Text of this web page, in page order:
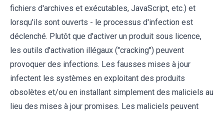
fichiers d'archives et exécutables, JavaScript, etc.) et
lorsqu'ils sont ouverts - le processus d'infection est
déclenché. Plutôt que d'activer un produit sous licence,
les outils d'activation illégaux ("cracking") peuvent
provoquer des infections. Les fausses mises à jour
infectent les systèmes en exploitant des produits
obsolètes et/ou en installant simplement des maliciels au
lieu des mises à jour promises. Les maliciels peuvent